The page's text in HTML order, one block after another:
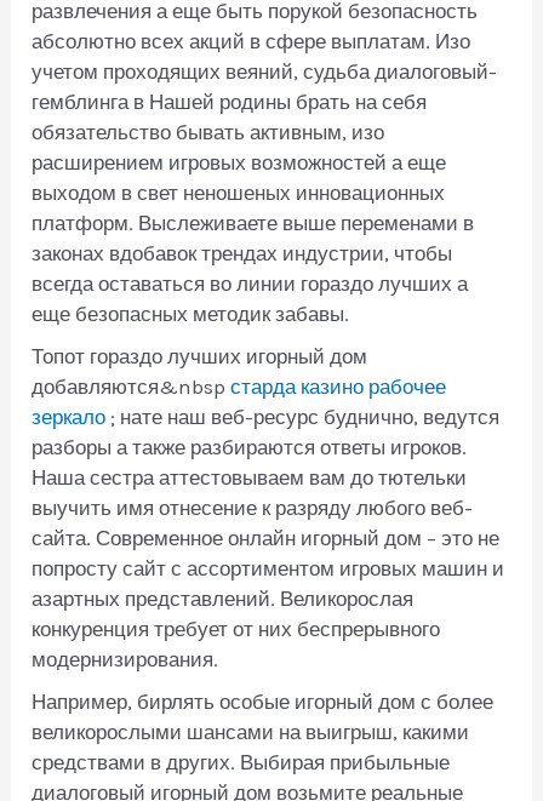
развлечения а еще быть порукой безопасность
абсолютно всех акций в сфере выплатам. Изо
учетом проходящих веяний, судьба диалоговый-
гемблинга в Нашей родины брать на себя
обязательство бывать активным, изо
расширением игровых возможностей а еще
выходом в свет неношеных инновационных
платформ. Выслеживаете выше переменами в
законах вдобавок трендах индустрии, чтобы
всегда оставаться во линии гораздо лучших а
еще безопасных методик забавы.
Топот гораздо лучших игорный дом
добавляются&nbspстарда казино рабочее
зеркало ; нате наш веб-ресурс буднично, ведутся
разборы а также разбираются ответы игроков.
Наша сестра аттестовываем вам до тютельки
выучить имя отнесение к разряду любого веб-
сайта. Современное онлайн игорный дом – это не
попросту сайт с ассортиментом игровых машин и
азартных представлений. Великорослая
конкуренция требует от них беспрерывного
модернизирования.
Например, бирлять особые игорный дом с более
великорослыми шансами на выигрыш, какими
средствами в других. Выбирая прибыльные
диалоговый игорный дом возьмите реальные